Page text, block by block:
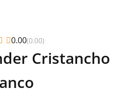
0.00(0.00)
Cristancho